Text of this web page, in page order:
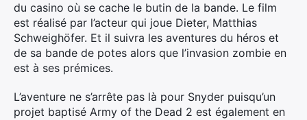
du casino où se cache le butin de la bande. Le film
est réalisé par l’acteur qui joue Dieter, Matthias
Schweighöfer. Et il suivra les aventures du héros et
de sa bande de potes alors que l’invasion zombie en
est à ses prémices.
L’aventure ne s’arrête pas là pour Snyder puisqu’un
projet baptisé Army of the Dead 2 est également en